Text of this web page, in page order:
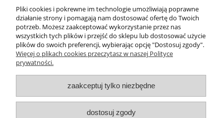
Pomoc
Moje konto
Strefa Klienta
Pliki cookies i pokrewne im technologie umożliwiają poprawne
działanie strony i pomagają nam dostosować ofertę do Twoich
potrzeb. Możesz zaakceptować wykorzystanie przez nas
wszystkich tych plików i przejść do sklepu lub dostosować użycie
plików do swoich preferencji, wybierając opcję "Dostosuj zgody".
Więcej o plikach cookies przeczytasz w naszej Polityce
prywatności.
zaakceptuj tylko niezbędne
dostosuj zgody